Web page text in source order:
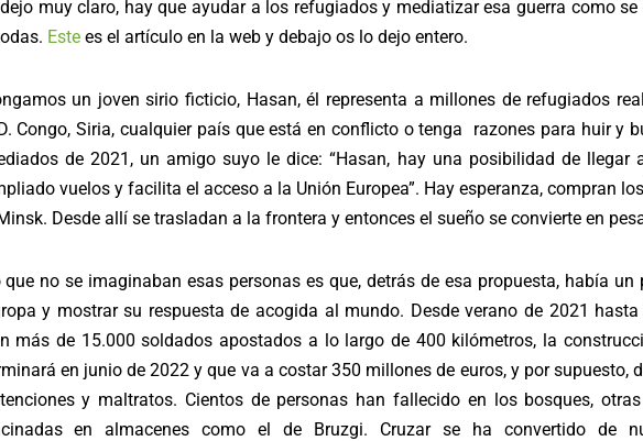
muy claro, hay que ayudar a los refugiados y mediatizar esa guerra como se
Estees el artículo en la web y debajo os lo dejo entero.
un joven sirio ficticio, Hasan, él representa a millones de refugiados
Congo, Siria, cualquier país que está en conflicto o tenga razones para huir y
de 2021, un amigo suyo le dice: “Hasan, hay una posibilidad de llegar
vuelos y facilita el acceso a la Unión Europea”. Hay esperanza, compran
Desde allí se trasladan a la frontera y entonces el sueño se convierte en
que no se imaginaban esas personas es que, detrás de esa propuesta, había
y mostrar su respuesta de acogida al mundo. Desde verano de 2021
más de 15.000 soldados apostados a lo largo de 400 kilómetros, la
en junio de 2022 y que va a costar 350 millones de euros, y por supuesto,
y maltratos. Cientos de personas han fallecido en los bosques,
en almacenes como el de Bruzgi. Cruzar se ha convertido de